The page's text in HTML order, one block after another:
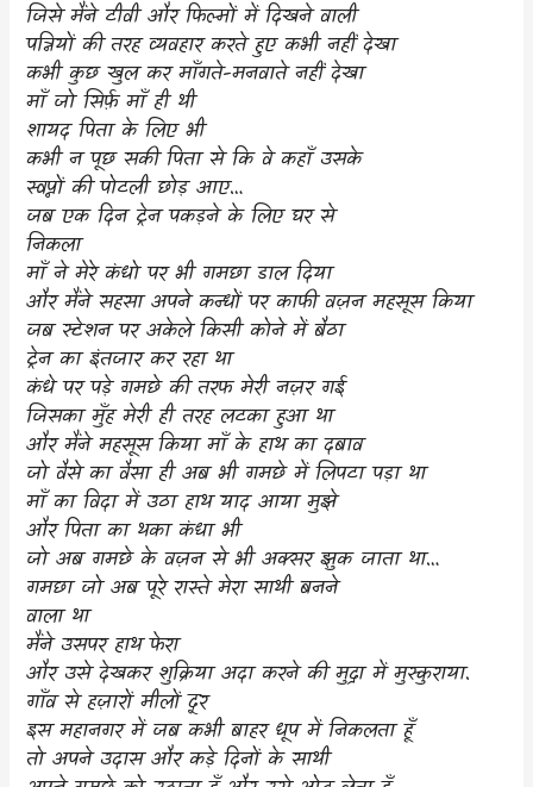
जिसे मैंने टीवी और फिल्मों में दिखने वाली
पत्नियों की तरह व्यवहार करते हुए कभी नहीं देखा
कभी कुछ खुल कर माँगते-मनवाते नहीं देखा
माँ जो सिर्फ़ माँ ही थी
शायद पिता के लिए भी
कभी न पूछ सकी पिता से कि वे कहाँ उसके
स्वप्नों की पोटली छोड़ आए…
जब एक दिन ट्रेन पकड़ने के लिए घर से
निकला
माँ ने मेरे कंधो पर भी गमछा डाल दिया
और मैंने सहसा अपने कन्धों पर काफी वज़न महसूस किया
जब स्टेशन पर अकेले किसी कोने में बैठा
ट्रेन का इंतजार कर रहा था
कंधे पर पड़े गमछे की तरफ मेरी नज़र गई
जिसका मुँह मेरी ही तरह लटका हुआ था
और मैंने महसूस किया माँ के हाथ का दबाव
जो वैसे का वैसा ही अब भी गमछे में लिपटा पड़ा था
माँ का विदा में उठा हाथ याद आया मुझे
और पिता का थका कंधा भी
जो अब गमछे के वज़न से भी अक्सर झुक जाता था…
गमछा जो अब पूरे रास्ते मेरा साथी बनने
वाला था
मैंने उसपर हाथ फेरा
और उसे देखकर शुक्रिया अदा करने की मुद्रा में मुस्कुराया.
गाँव से हज़ारों मीलों दूर
इस महानगर में जब कभी बाहर धूप में निकलता हूँ
तो अपने उदास और कड़े दिनों के साथी